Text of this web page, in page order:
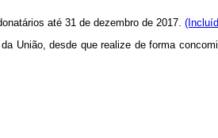
até 31 de dezembro de 2017.
União, desde que realize de forma